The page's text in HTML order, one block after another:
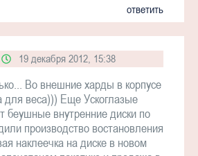
ответить
19 декабря 2012, 15:38
Во внешние харды в корпусе
веса))) Еще Ускоглазые
беушные внутренние диски по
производство востановления
наклеечка на диске в новом